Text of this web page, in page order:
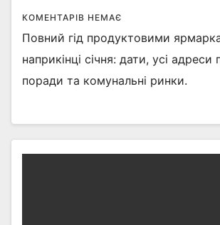
КОМЕНТАРІВ НЕМАЄ
Повний гід продуктовими
наприкінці січня: дати, усі
поради та комунальні ринки.